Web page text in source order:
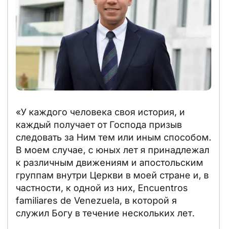
«У каждого человека своя история, и
каждый получает от Господа призыв
следовать за Ним тем или иным способом.
В моем случае, с юных лет я принадлежал
к различным движениям и апостольским
группам внутри Церкви в моей стране и, в
частности, к одной из них, Encuentros
familiares de Venezuela, в которой я
служил Богу в течение нескольких лет.